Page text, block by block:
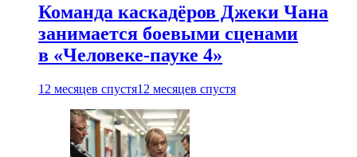
Команда каскадёров Джеки Чана
занимается боевыми сценами
в «Человеке-пауке 4»
12 месяцев спустя12 месяцев спустя